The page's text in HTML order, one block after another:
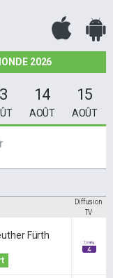
2026
14
AOÛT
15
AOÛT
Diffusion
TV
Fürth